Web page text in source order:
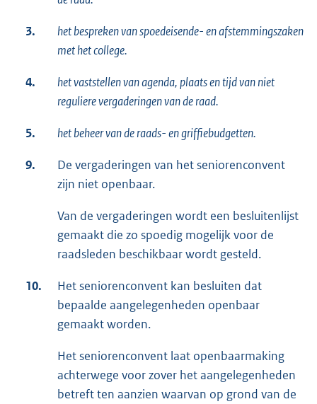
3.
het bespreken van spoedeisende- en afstemmingszaken
met het college.
4.
het vaststellen van agenda, plaats en tijd van niet
reguliere vergaderingen van de raad.
5. het beheer van de raads- en griffiebudgetten.
9.
De vergaderingen van het seniorenconvent
zijn niet openbaar.
Van de vergaderingen wordt een besluitenlijst
gemaakt die zo spoedig mogelijk voor de
raadsleden beschikbaar wordt gesteld.
10.
Het seniorenconvent kan besluiten dat
bepaalde aangelegenheden openbaar
gemaakt worden.
Het seniorenconvent laat openbaarmaking
achterwege voor zover het aangelegenheden
betreft ten aanzien waarvan op grond van de